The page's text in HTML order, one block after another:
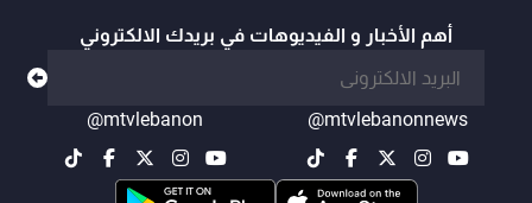
أهم الأخبار و الفيديوهات في بريدك الالكتروني
@mtvlebanonnews
@mtvlebanon